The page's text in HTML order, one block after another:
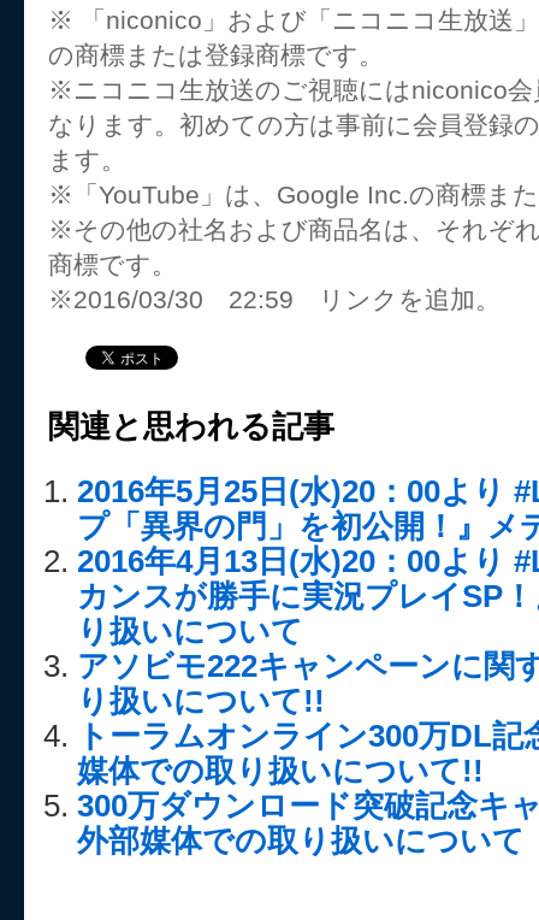
※ 「niconico」および「ニコニコ生放送
の商標または登録商標です。
※ニコニコ生放送のご視聴にはniconico会
なります。初めての方は事前に会員登録
ます。
※「YouTube」は、Google Inc.の商標ま
※その他の社名および商品名は、それぞ
商標です。
※2016/03/30 22:59 リンクを追加。
関連と思われる記事
2016年5月25日(水)20：00より
プ「異界の門」を初公開！』メ
2016年4月13日(水)20：00より
カンスが勝手に実況プレイSP
り扱いについて
アソビモ222キャンペーンに関
り扱いについて!!
トーラムオンライン300万DL
媒体での取り扱いについて!!
300万ダウンロード突破記念キ
外部媒体での取り扱いについて